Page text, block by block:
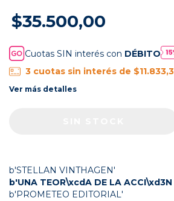
$35.500,00
Cuotas SIN interés con DÉBITO
3 cuotas sin interés de
Ver más detalles
b'STELLAN VINTHAGEN'
b'UNA TEOR\xcdA DE LA
b'PROMETEO EDITORIAL'